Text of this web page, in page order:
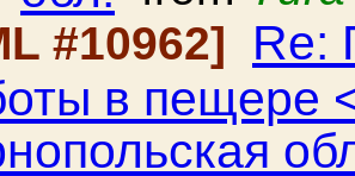
#10962]
Re:
в пещере